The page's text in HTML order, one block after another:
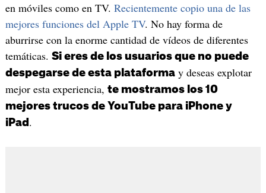
en móviles como en TV. Recientemente copio una de las
mejores funciones del Apple TV. No hay forma de
aburrirse con la enorme cantidad de vídeos de diferentes
temáticas. Si eres de los usuarios que no puede
despegarse de esta plataformay deseas explotar
mejor esta experiencia, te mostramos los 10
mejores trucos de YouTube para iPhone y
iPad .